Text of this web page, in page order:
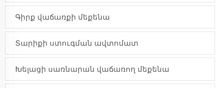
Գիրք վաճառքի մեքենա
Տարիքի ստուգման ավտոմատ
Խելացի սառնարան վաճառող մեքենա